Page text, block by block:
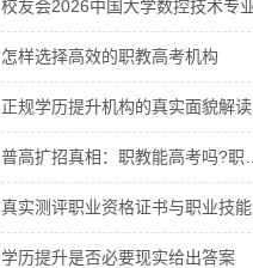
怎样选择高效的职教高考机构
正规学历提升机构的真实面貌解读
学历提升是否必要现实给出答案